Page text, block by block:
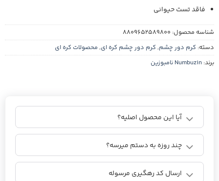
فاقد تست حیوانی
شناسه محصول: 8809652589800
دسته: کرم دور چشم, کرم دور چشم کره ای, محصولات کره ای
برند: Numbuzin نامبوزین
آیا این محصول اصلیه؟
چند روزه به دستم میرسه؟
ارسال کد رهگیری مرسوله